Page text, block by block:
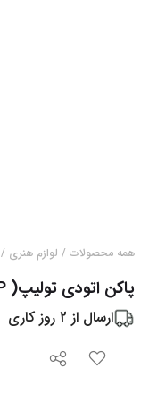
همه محصولات / لوازم هنری /
پاکن اتودی تولیپ( TULIP ) مدل wild
ارسال از 2 روز کاری